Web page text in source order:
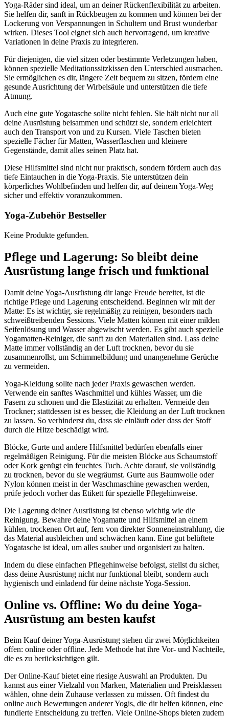
Yoga-Räder sind ideal, um an deiner Rückenflexibilität zu arbeiten.
Sie helfen dir, sanft in Rückbeugen zu kommen und können bei der
Lockerung von Verspannungen in Schultern und Brust wunderbar
wirken. Dieses Tool eignet sich auch hervorragend, um kreative
Variationen in deine Praxis zu integrieren.
Für diejenigen, die viel sitzen oder bestimmte Verletzungen haben,
können spezielle Meditationssitzkissen den Unterschied ausmachen.
Sie ermöglichen es dir, längere Zeit bequem zu sitzen, fördern eine
gesunde Ausrichtung der Wirbelsäule und unterstützen die tiefe
Atmung.
Auch eine gute Yogatasche sollte nicht fehlen. Sie hält nicht nur all
deine Ausrüstung beisammen und schützt sie, sondern erleichtert
auch den Transport von und zu Kursen. Viele Taschen bieten
spezielle Fächer für Matten, Wasserflaschen und kleinere
Gegenstände, damit alles seinen Platz hat.
Diese Hilfsmittel sind nicht nur praktisch, sondern fördern auch das
tiefe Eintauchen in die Yoga-Praxis. Sie unterstützen dein
körperliches Wohlbefinden und helfen dir, auf deinem Yoga-Weg
sicher und effektiv voranzukommen.
Yoga-Zubehör Bestseller
Keine Produkte gefunden.
Pflege und Lagerung: So bleibt deine
Ausrüstung lange frisch und funktional
Damit deine Yoga-Ausrüstung dir lange Freude bereitet, ist die
richtige Pflege und Lagerung entscheidend. Beginnen wir mit der
Matte: Es ist wichtig, sie regelmäßig zu reinigen, besonders nach
schweißtreibenden Sessions. Viele Matten können mit einer milden
Seifenlösung und Wasser abgewischt werden. Es gibt auch spezielle
Yogamatten-Reiniger, die sanft zu den Materialien sind. Lass deine
Matte immer vollständig an der Luft trocknen, bevor du sie
zusammenrollst, um Schimmelbildung und unangenehme Gerüche
zu vermeiden.
Yoga-Kleidung sollte nach jeder Praxis gewaschen werden.
Verwende ein sanftes Waschmittel und kühles Wasser, um die
Fasern zu schonen und die Elastizität zu erhalten. Vermeide den
Trockner; stattdessen ist es besser, die Kleidung an der Luft trocknen
zu lassen. So verhinderst du, dass sie einläuft oder dass der Stoff
durch die Hitze beschädigt wird.
Blöcke, Gurte und andere Hilfsmittel bedürfen ebenfalls einer
regelmäßigen Reinigung. Für die meisten Blöcke aus Schaumstoff
oder Kork genügt ein feuchtes Tuch. Achte darauf, sie vollständig
zu trocknen, bevor du sie wegräumst. Gurte aus Baumwolle oder
Nylon können meist in der Waschmaschine gewaschen werden,
prüfe jedoch vorher das Etikett für spezielle Pflegehinweise.
Die Lagerung deiner Ausrüstung ist ebenso wichtig wie die
Reinigung. Bewahre deine Yogamatte und Hilfsmittel an einem
kühlen, trockenen Ort auf, fern von direkter Sonneneinstrahlung, die
das Material ausbleichen und schwächen kann. Eine gut belüftete
Yogatasche ist ideal, um alles sauber und organisiert zu halten.
Indem du diese einfachen Pflegehinweise befolgst, stellst du sicher,
dass deine Ausrüstung nicht nur funktional bleibt, sondern auch
hygienisch und einladend für deine nächste Yoga-Session.
Online vs. Offline: Wo du deine Yoga-
Ausrüstung am besten kaufst
Beim Kauf deiner Yoga-Ausrüstung stehen dir zwei Möglichkeiten
offen: online oder offline. Jede Methode hat ihre Vor- und Nachteile,
die es zu berücksichtigen gilt.
Der Online-Kauf bietet eine riesige Auswahl an Produkten. Du
kannst aus einer Vielzahl von Marken, Materialien und Preisklassen
wählen, ohne dein Zuhause verlassen zu müssen. Oft findest du
online auch Bewertungen anderer Yogis, die dir helfen können, eine
fundierte Entscheidung zu treffen. Viele Online-Shops bieten zudem